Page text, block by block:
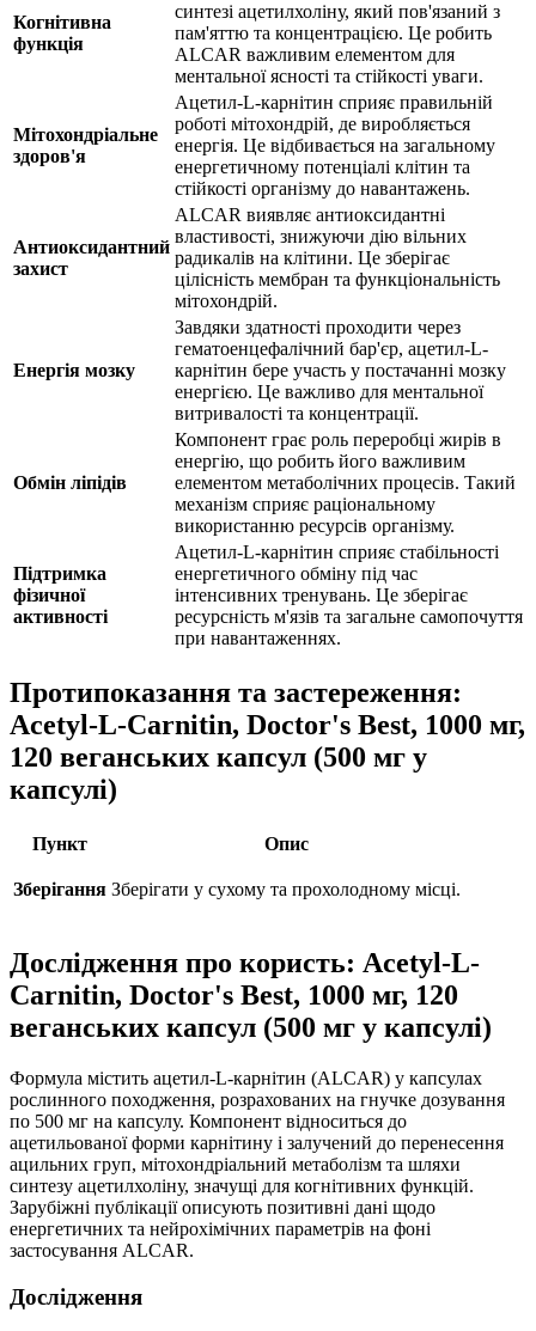
Когнітивна
функція
синтезі ацетилхоліну, який пов'язаний з
пам'яттю та концентрацією. Це робить
ALCAR важливим елементом для
ментальної ясності та стійкості уваги.
Мітохондріальне
здоров'я
Ацетил-L-карнітин сприяє правильній
роботі мітохондрій, де виробляється
енергія. Це відбивається на загальному
енергетичному потенціалі клітин та
стійкості організму до навантажень.
Антиоксидантний
захист
ALCAR виявляє антиоксидантні
властивості, знижуючи дію вільних
радикалів на клітини. Це зберігає
цілісність мембран та функціональність
мітохондрій.
Енергія мозку
Завдяки здатності проходити через
гематоенцефалічний бар'єр, ацетил-L-
карнітин бере участь у постачанні мозку
енергією. Це важливо для ментальної
витривалості та концентрації.
Обмін ліпідів
Компонент грає роль переробці жирів в
енергію, що робить його важливим
елементом метаболічних процесів. Такий
механізм сприяє раціональному
використанню ресурсів організму.
Підтримка
фізичної
активності
Ацетил-L-карнітин сприяє стабільності
енергетичного обміну під час
інтенсивних тренувань. Це зберігає
ресурсність м'язів та загальне самопочуття
при навантаженнях.
Протипоказання та застереження:
Acetyl-L-Carnitin, Doctor's Best, 1000 мг,
120 веганських капсул (500 мг у
капсулі)
Пункт Опис
Зберігання Зберігати у сухому та прохолодному місці.
Дослідження про користь: Acetyl-L-
Carnitin, Doctor's Best, 1000 мг, 120
веганських капсул (500 мг у капсулі)
Формула містить ацетил-L-карнітин (ALCAR) у капсулах
рослинного походження, розрахованих на гнучке дозування
по 500 мг на капсулу. Компонент відноситься до
ацетильованої форми карнітину і залучений до перенесення
ацильних груп, мітохондріальний метаболізм та шляхи
синтезу ацетилхоліну, значущі для когнітивних функцій.
Зарубіжні публікації описують позитивні дані щодо
енергетичних та нейрохімічних параметрів на фоні
застосування ALCAR.
Дослідження